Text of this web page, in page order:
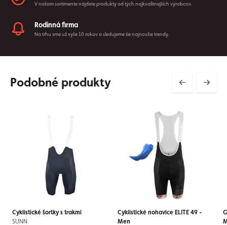
V našom sortimente nájdete produkty od tých najkvalitnejších výrobcov.
Rodinná firma
Na trhu sme už vyše 10 rokov a sledujeme tie najnovšie trendy.
Podobné produkty
Cyklistické šortky s trakmi
SUNN
Cyklistické nohavice ELITE 49 -
Men